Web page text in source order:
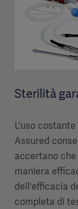
Sterilità
L'uso
Assured
accertano
maniera
dell'efficacia
completa di